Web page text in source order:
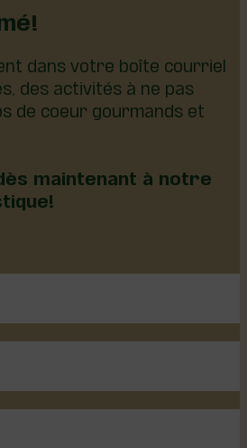
dans votre boîte courriel
des activités à ne pas
de coeur gourmands et
maintenant à notre